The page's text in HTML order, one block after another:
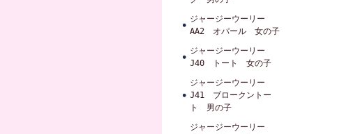
ジャージーウーリー
AA2 オパール 女の子
ジャージーウーリー
J40 トート 女の子
ジャージーウーリー
J41 ブロークントー
ト 男の子
ジャージーウーリー